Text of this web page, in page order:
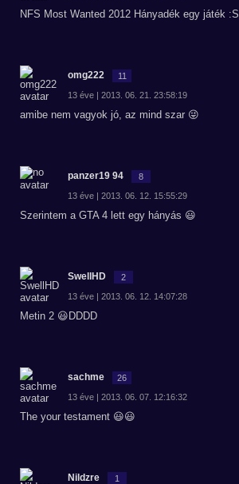
NFS Most Wanted 2012 Hányadék egy játék :S
omg222 11
13 éve | 2013. 06. 21. 23:58:19
amibe nem vagyok jó, az mind szar 😜
panzer19 94 8
13 éve | 2013. 06. 12. 15:55:29
Szerintem a GTA 4 lett egy hányás 😃
SwellHD 2
13 éve | 2013. 06. 12. 14:07:28
Metin 2 😃DDDD
sachme 26
13 éve | 2013. 06. 07. 12:16:32
The your testament 😃😃
Nildzre 1